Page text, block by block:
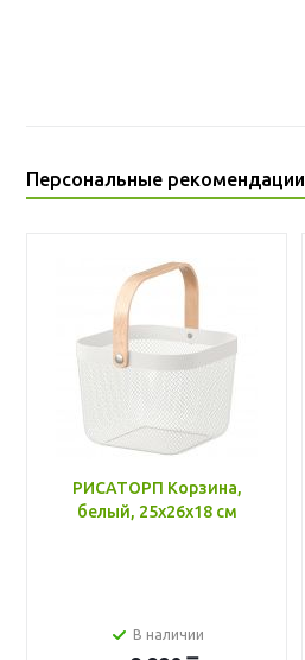
Персональные рекомендации
РИСАТОРП Корзина,
белый, 25x26x18 см
В наличии